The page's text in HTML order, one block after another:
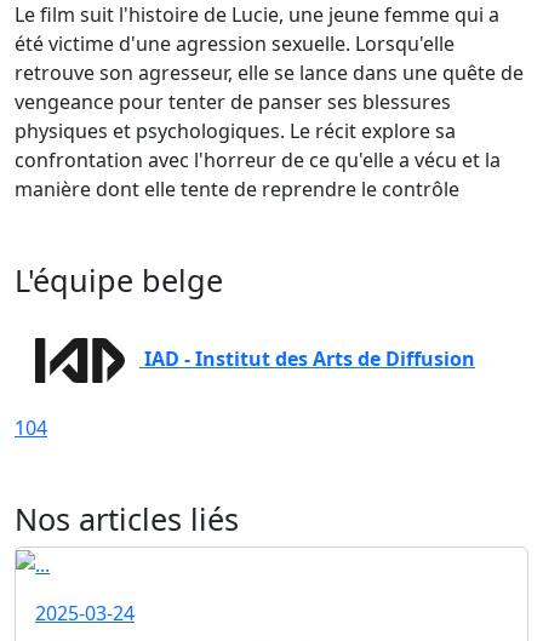
Le film suit l'histoire de Lucie, une jeune femme qui a
été victime d'une agression sexuelle. Lorsqu'elle
retrouve son agresseur, elle se lance dans une quête de
vengeance pour tenter de panser ses blessures
physiques et psychologiques. Le récit explore sa
confrontation avec l'horreur de ce qu'elle a vécu et la
manière dont elle tente de reprendre le contrôle
L'équipe belge
IAD - Institut des Arts de Diffusion
104
Nos articles liés
2025-03-24